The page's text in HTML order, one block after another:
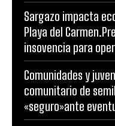
Sargazo impacta
Playa del
insovencia para
Comunidades y
comunitario de
«seguro»ante